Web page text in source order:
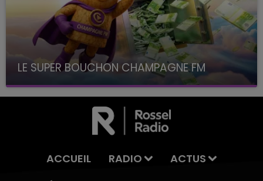
LE SUPER BOUCHON CHAMPAGNE FM
avec La Famille Champagne FM, à 8H10
ACCUEIL RADIO
ACTUS